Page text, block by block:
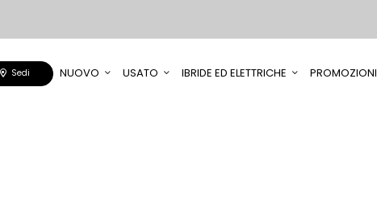
Sedi NUOVO USATO IBRIDE ED ELETTRICHE PROMOZIONI